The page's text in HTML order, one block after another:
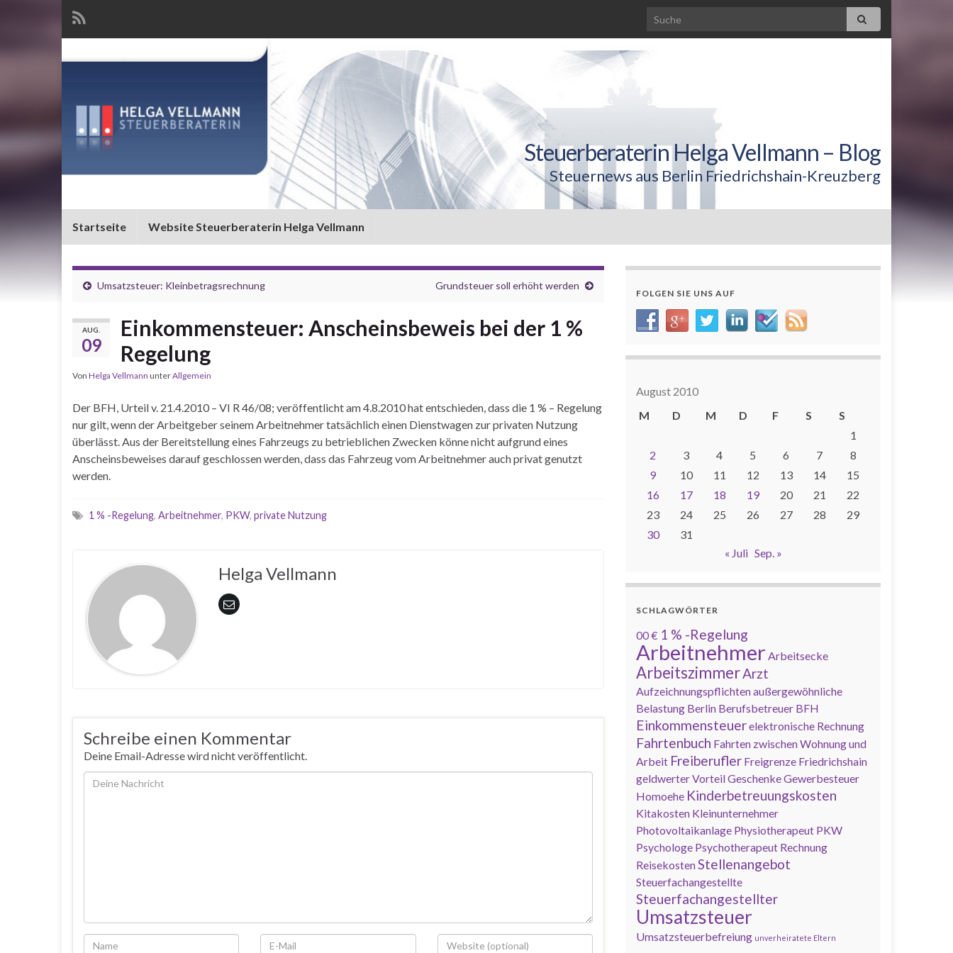
Steuerberaterin Helga Vellmann – Blog
Steuernews aus Berlin Friedrichshain-Kreuzberg
Startseite Website Steuerberaterin Helga Vellmann
Umsatzsteuer: Kleinbetragsrechnung Grundsteuer soll erhöht werden
AUG.
09
Einkommensteuer: Anscheinsbeweis bei der 1 %
Regelung
Von Helga Vellmann unterAllgemein
Der BFH, Urteil v. 21.4.2010 – VI R 46/08; veröffentlicht am 4.8.2010 hat entschieden, dass die 1 % – Regelung
nur gilt, wenn der Arbeitgeber seinem Arbeitnehmer tatsächlich einen Dienstwagen zur privaten Nutzung
überlässt. Aus der Bereitstellung eines Fahrzeugs zu betrieblichen Zwecken könne nicht aufgrund eines
Anscheinsbeweises darauf geschlossen werden, dass das Fahrzeug vom Arbeitnehmer auch privat genutzt
werden.
1 % -Regelung, Arbeitnehmer, PKW, private Nutzung
Helga Vellmann
Schreibe einen Kommentar
Deine Email-Adresse wird nicht veröffentlicht.
FOLGEN SIE UNS AUF
August 2010
M
D M D F S
S
1
2
3 4 5 6 7
8
9
10 11 12 13 14
15
16
17 18 19 20 21
22
23
24 25 26 27 28
29
30
31
« Juli Sep. »
SCHLAGWÖRTER
00 € 1 % -Regelung
Arbeitnehmer Arbeitsecke
ArbeitszimmerArzt
Aufzeichnungspflichtenaußergewöhnliche
Belastung Berlin Berufsbetreuer BFH
Einkommensteuerelektronische Rechnung
Fahrtenbuch Fahrten zwischen Wohnung und
Arbeit Freiberufler Freigrenze Friedrichshain
geldwerter VorteilGeschenkeGewerbesteuer
Homoehe Kinderbetreuungskosten
Kitakosten Kleinunternehmer
Photovoltaikanlage Physiotherapeut PKW
Psychologe Psychotherapeut Rechnung
ReisekostenStellenangebot
Steuerfachangestellte
Steuerfachangestellter
Umsatzsteuer
Umsatzsteuerbefreiung unverheiratete Eltern